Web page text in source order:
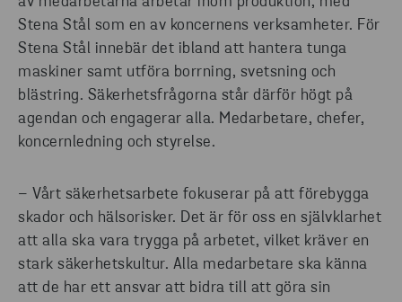
Stena Stål som en av koncernens verksamheter. För
Stena Stål innebär det ibland att hantera tunga
maskiner samt utföra borrning, svetsning och
blästring. Säkerhetsfrågorna står därför högt på
agendan och engagerar alla. Medarbetare, chefer,
koncernledning och styrelse.
– Vårt säkerhetsarbete fokuserar på att förebygga
skador och hälsorisker. Det är för oss en självklarhet
att alla ska vara trygga på arbetet, vilket kräver en
stark säkerhetskultur. Alla medarbetare ska känna
att de har ett ansvar att bidra till att göra sin